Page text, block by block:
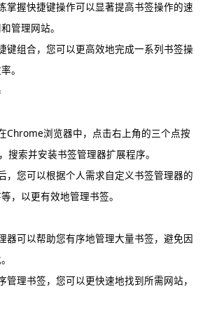
掌握快捷键操作可以显著提高书签操作的速
管理网站。
键组合，您可以更高效地完成一系列书签操
。
Chrome浏览器中，点击右上角的三个点按
搜索并安装书签管理器扩展程序。
，您可以根据个人需求自定义书签管理器的
，以更有效地管理书签。
器可以帮助您有序地管理大量书签，避免因
管理书签，您可以更快速地找到所需网站，